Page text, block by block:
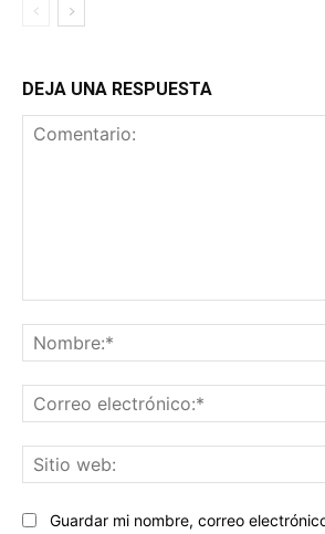
DEJA UNA RESPUESTA
Guardar mi nombre, correo